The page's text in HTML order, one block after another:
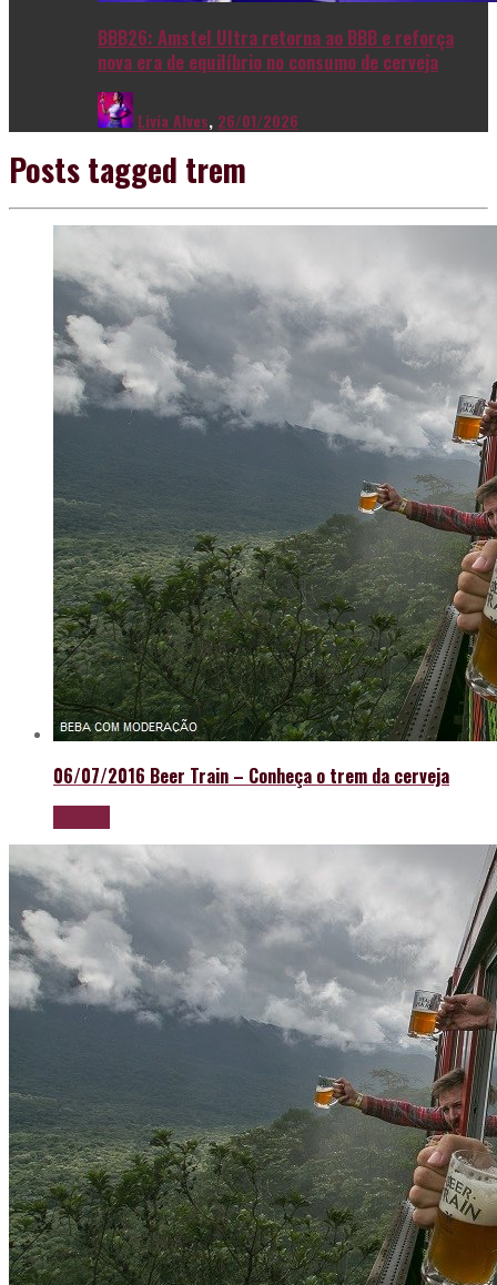
BBB26: Amstel Ultra retorna ao BBB e reforça
nova era de equilíbrio no consumo de cerveja
Livia Alves, 26/01/2026
Posts tagged trem
06/07/2016 Beer Train – Conheça o trem da cerveja